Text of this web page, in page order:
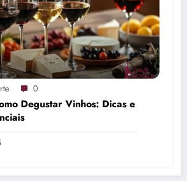
0
Degustar Vinhos: Dicas e